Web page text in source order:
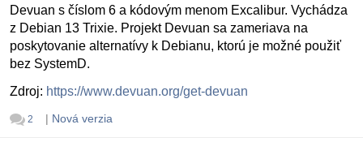
Devuan s číslom 6 a kódovým menom Excalibur. Vychádza
z Debian 13 Trixie. Projekt Devuan sa zameriava na
poskytovanie alternatívy k Debianu, ktorú je možné použiť
bez SystemD.
Zdroj: https://www.devuan.org/get-devuan
2 | Nová verzia